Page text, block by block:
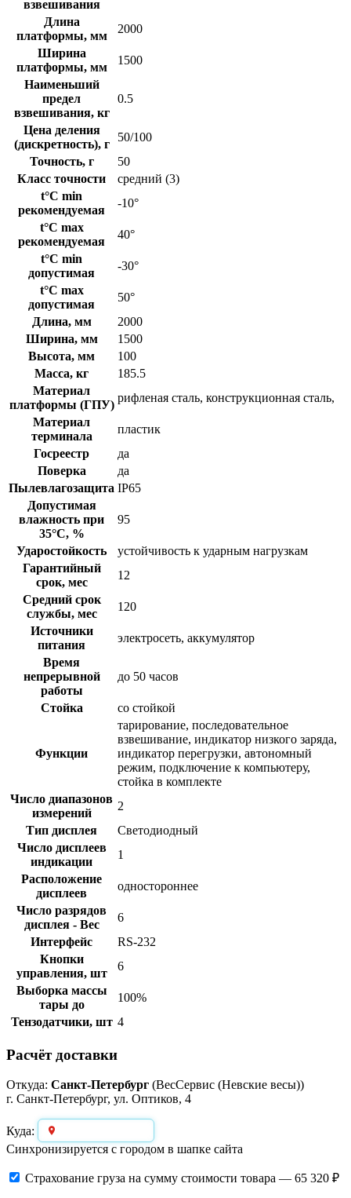
взвешивания
Длина
платформы, мм
2000
Ширина
платформы, мм
1500
Наименьший
предел
взвешивания, кг
0.5
Цена деления
(дискретность), г
50/100
Точность, г
50
Класс точности
средний (3)
t°C min
рекомендуемая
-10°
t°C max
рекомендуемая
40°
t°C min
допустимая
-30°
t°C max
допустимая
50°
Длина, мм
2000
Ширина, мм
1500
Высота, мм
100
Масса, кг
185.5
Материал
платформы (ГПУ)
рифленая сталь, конструкционная сталь,
Материал
терминала
пластик
Госреестр
да
Поверка
да
Пылевлагозащита IP65
Допустимая
влажность при
35°С, %
95
Ударостойкость
устойчивость к ударным нагрузкам
Гарантийный
срок, мес
12
Средний срок
службы, мес
120
Источники
питания
электросеть, аккумулятор
Время
непрерывной
работы
до 50 часов
Стойка со стойкой
Функции
тарирование, последовательное
взвешивание, индикатор низкого заряда,
индикатор перегрузки, автономный
режим, подключение к компьютеру,
стойка в комплекте
Число диапазонов
измерений
2
Тип дисплея
Светодиодный
Число дисплеев
индикации
1
Расположение
дисплеев
одностороннее
Число разрядов
дисплея - Вес
6
Интерфейс
RS-232
Кнопки
управления, шт
6
Выборка массы
тары до
100%
Тензодатчики, шт 4
Расчёт доставки
Откуда: Санкт-Петербург (ВесСервис (Невские весы))
г. Санкт-Петербург, ул. Оптиков, 4
Куда:
Синхронизируется с городом в шапке сайта
Страхование груза на сумму стоимости товара — 65 320 ₽